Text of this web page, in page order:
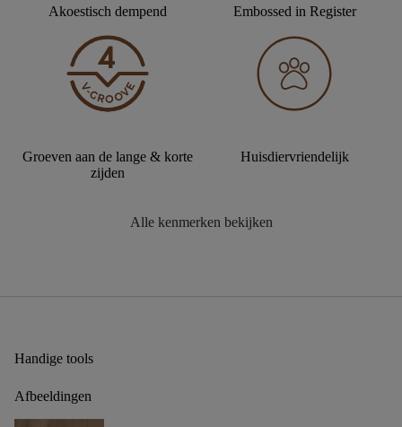
Akoestisch dempend Embossed in Register
Groeven aan de lange & korte
zijden
Huisdiervriendelijk
Alle kenmerken bekijken
Handige tools
Afbeeldingen